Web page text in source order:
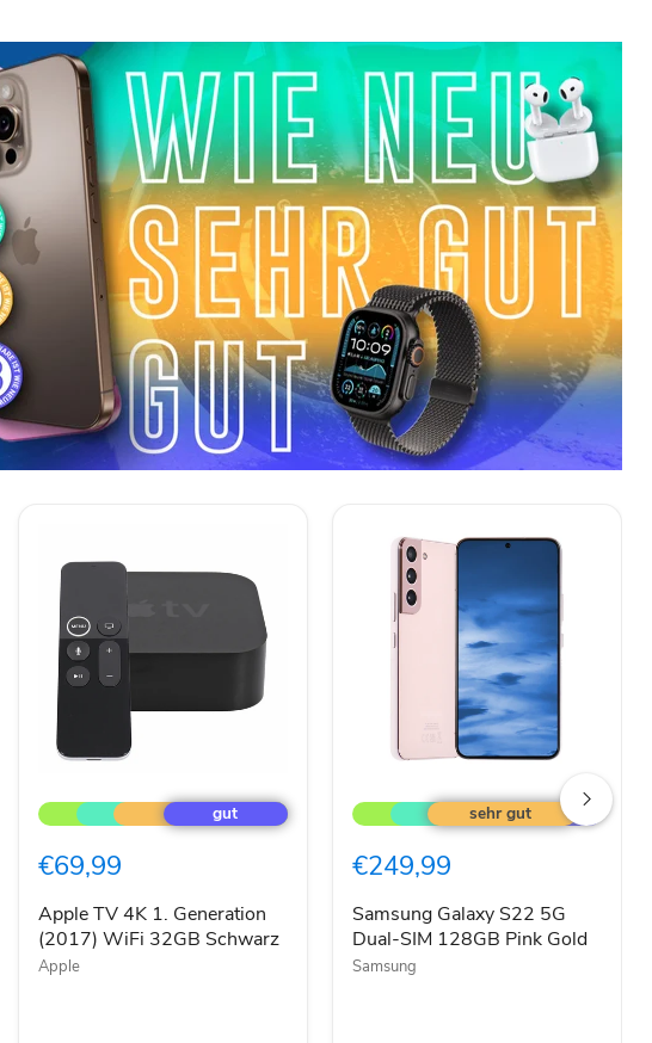
TV
4K
Generation
WiFi
32GB
Schwarz
€69,99
Apple TV 4K 1. Generation
(2017) WiFi 32GB Schwarz
Apple
Galaxy
S22
Dual-
128GB
Pink
Gold
€249,99
Samsung Galaxy S22 5G
Dual-SIM 128GB Pink Gold
Samsung